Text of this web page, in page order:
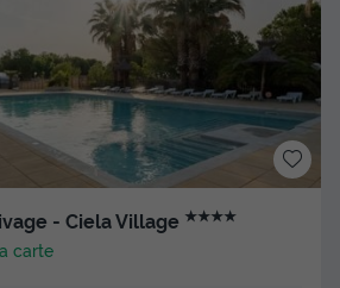
- Ciela Village ★★★★
carte